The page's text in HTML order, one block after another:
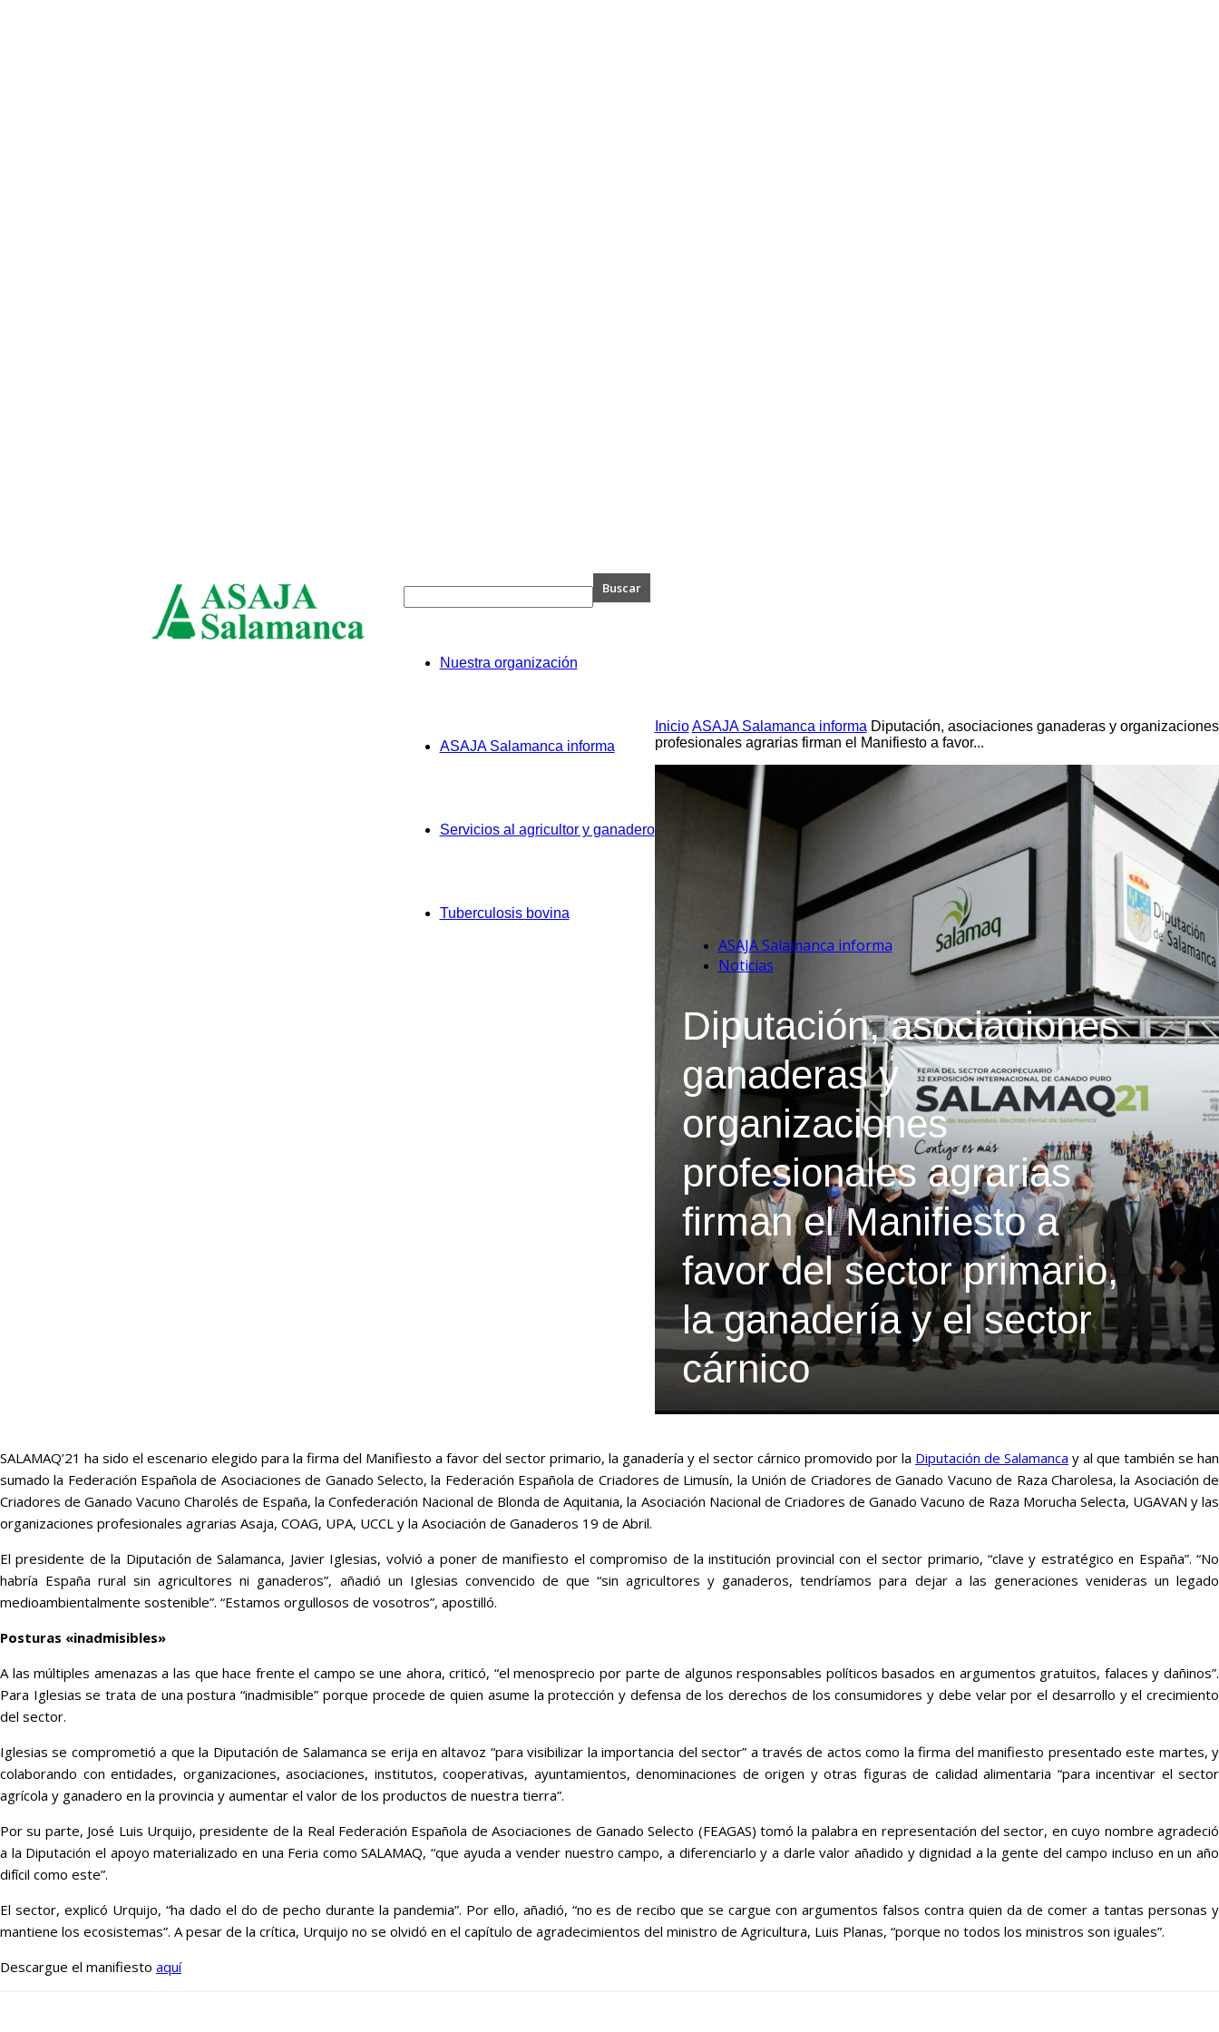
Nuestra organización
ASAJA Salamanca informa
Servicios al agricultor y ganadero
Tuberculosis bovina
Inicio ASAJA Salamanca informa Diputación, asociaciones ganaderas y organizaciones
profesionales agrarias firman el Manifiesto a favor...
ASAJA Salamanca informa
Noticias
Diputación, asociaciones
ganaderas y
organizaciones
profesionales agrarias
firman el Manifiesto a
favor del sector primario,
la ganadería y el sector
cárnico
SALAMAQ’21 ha sido el escenario elegido para la firma del Manifiesto a favor del sector primario, la ganadería y el sector cárnico promovido por la Diputación de Salamanca y al que también se han
sumado la Federación Española de Asociaciones de Ganado Selecto, la Federación Española de Criadores de Limusín, la Unión de Criadores de Ganado Vacuno de Raza Charolesa, la Asociación de
Criadores de Ganado Vacuno Charolés de España, la Confederación Nacional de Blonda de Aquitania, la Asociación Nacional de Criadores de Ganado Vacuno de Raza Morucha Selecta, UGAVAN y las
organizaciones profesionales agrarias Asaja, COAG, UPA, UCCL y la Asociación de Ganaderos 19 de Abril.
El presidente de la Diputación de Salamanca, Javier Iglesias, volvió a poner de manifiesto el compromiso de la institución provincial con el sector primario, “clave y estratégico en España”. “No
habría España rural sin agricultores ni ganaderos”, añadió un Iglesias convencido de que “sin agricultores y ganaderos, tendríamos para dejar a las generaciones venideras un legado
medioambientalmente sostenible”. “Estamos orgullosos de vosotros”, apostilló.
Posturas «inadmisibles»
A las múltiples amenazas a las que hace frente el campo se une ahora, criticó, “el menosprecio por parte de algunos responsables políticos basados en argumentos gratuitos, falaces y dañinos”.
Para Iglesias se trata de una postura “inadmisible” porque procede de quien asume la protección y defensa de los derechos de los consumidores y debe velar por el desarrollo y el crecimiento
del sector.
Iglesias se comprometió a que la Diputación de Salamanca se erija en altavoz “para visibilizar la importancia del sector” a través de actos como la firma del manifiesto presentado este martes, y
colaborando con entidades, organizaciones, asociaciones, institutos, cooperativas, ayuntamientos, denominaciones de origen y otras figuras de calidad alimentaria “para incentivar el sector
agrícola y ganadero en la provincia y aumentar el valor de los productos de nuestra tierra”.
Por su parte, José Luis Urquijo, presidente de la Real Federación Española de Asociaciones de Ganado Selecto (FEAGAS) tomó la palabra en representación del sector, en cuyo nombre agradeció
a la Diputación el apoyo materializado en una Feria como SALAMAQ, “que ayuda a vender nuestro campo, a diferenciarlo y a darle valor añadido y dignidad a la gente del campo incluso en un año
difícil como este”.
El sector, explicó Urquijo, “ha dado el do de pecho durante la pandemia”. Por ello, añadió, “no es de recibo que se cargue con argumentos falsos contra quien da de comer a tantas personas y
mantiene los ecosistemas”. A pesar de la crítica, Urquijo no se olvidó en el capítulo de agradecimientos del ministro de Agricultura, Luis Planas, “porque no todos los ministros son iguales”.
Descargue el manifiesto aquí